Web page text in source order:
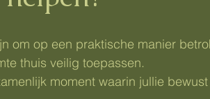
om op een praktische manier
thuis veilig toepassen.
moment waarin jullie